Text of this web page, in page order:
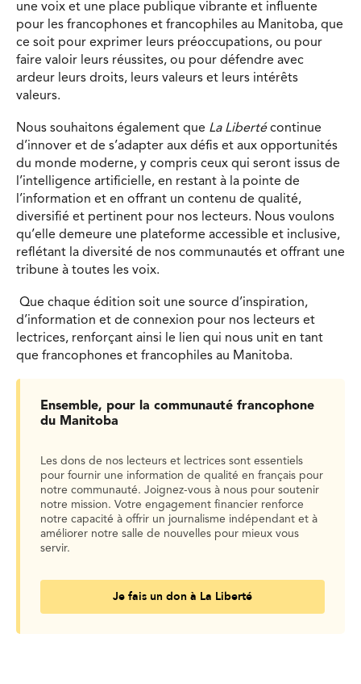
une voix et une place publique vibrante et influente
pour les francophones et francophiles au Manitoba, que
ce soit pour exprimer leurs préoccupations, ou pour
faire valoir leurs réussites, ou pour défendre avec
ardeur leurs droits, leurs valeurs et leurs intérêts
valeurs.
Nous souhaitons également que La Libertécontinue
d’innover et de s’adapter aux défis et aux opportunités
du monde moderne, y compris ceux qui seront issus de
l’intelligence artificielle, en restant à la pointe de
l’information et en offrant un contenu de qualité,
diversifié et pertinent pour nos lecteurs. Nous voulons
qu’elle demeure une plateforme accessible et inclusive,
reflétant la diversité de nos communautés et offrant une
tribune à toutes les voix.
Que chaque édition soit une source d’inspiration,
d’information et de connexion pour nos lecteurs et
lectrices, renforçant ainsi le lien qui nous unit en tant
que francophones et francophiles au Manitoba.
Ensemble, pour la communauté francophone
du Manitoba
Les dons de nos lecteurs et lectrices sont essentiels
pour fournir une information de qualité en français pour
notre communauté. Joignez-vous à nous pour soutenir
notre mission. Votre engagement financier renforce
notre capacité à offrir un journalisme indépendant et à
améliorer notre salle de nouvelles pour mieux vous
servir.
Je fais un don à La Liberté